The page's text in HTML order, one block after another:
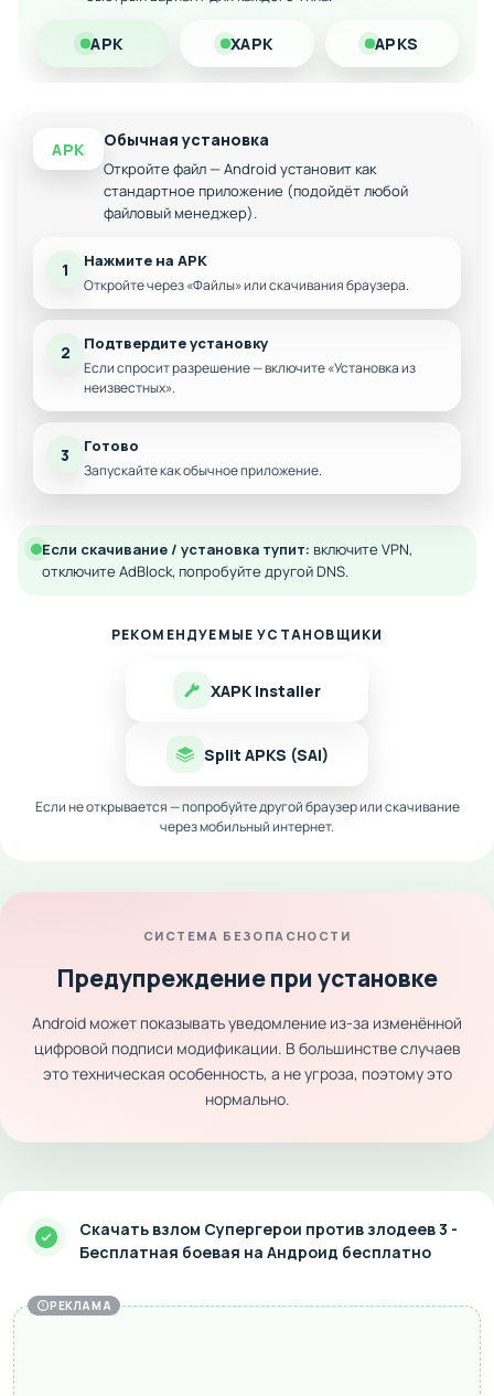
Улучшенная производительность и
стабильность
APK XAPK APKS
APK Обычная установка
Откройте файл — Android установит как
стандартное приложение (подойдёт любой
файловый менеджер).
1 Нажмите на APK
Откройте через «Файлы» или скачивания браузера.
2 Подтвердите установку
Если спросит разрешение — включите «Установка из
неизвестных».
3 Готово
Запускайте как обычное приложение.
Если скачивание / установка тупит: включите VPN,
отключите AdBlock, попробуйте другой DNS.
РЕКОМЕНДУЕМЫЕ УСТАНОВЩИКИ
XAPK Installer
Split APKS (SAI)
Если не открывается — попробуйте другой браузер или скачивание
через мобильный интернет.
СИСТЕМА БЕЗОПАСНОСТИ
Предупреждение при установке
Android может показывать уведомление из-за изменённой
цифровой подписи модификации. В большинстве случаев
это техническая особенность, а не угроза, поэтому это
нормально.
Скачать взлом Супергерои против злодеев 3 -
Бесплатная боевая на Андроид бесплатно
РЕКЛАМА